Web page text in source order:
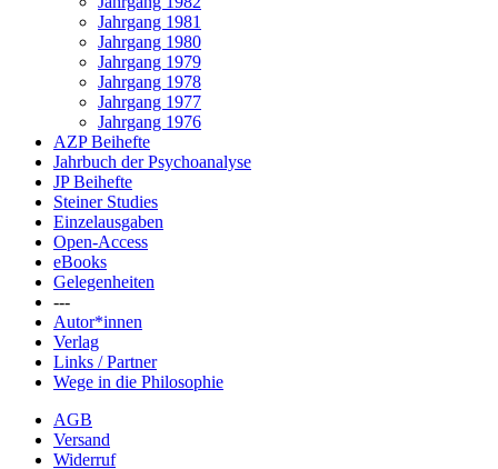
Jahrgang 1981
Jahrgang 1980
Jahrgang 1979
Jahrgang 1978
Jahrgang 1977
Jahrgang 1976
AZP Beihefte
Jahrbuch der Psychoanalyse
JP Beihefte
Steiner Studies
Einzelausgaben
Open-Access
eBooks
Gelegenheiten
---
Autor*innen
Verlag
Links / Partner
Wege in die Philosophie
AGB
Versand
Widerruf